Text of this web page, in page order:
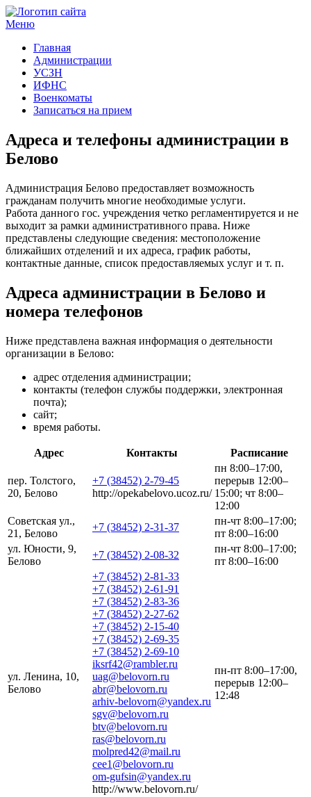
Меню
Главная
Администрации
УСЗН
ИФНС
Военкоматы
Записаться на прием
Адреса и телефоны администрации в
Белово
Администрация Белово предоставляет возможность
гражданам получить многие необходимые услуги.
Работа данного гос. учреждения четко регламентируется и не
выходит за рамки административного права. Ниже
представлены следующие сведения: местоположение
ближайших отделений и их адреса, график работы,
контактные данные, список предоставляемых услуг и т. п.
Адреса администрации в Белово и
номера телефонов
Ниже представлена важная информация о деятельности
организации в Белово:
адрес отделения администрации;
контакты (телефон службы поддержки, электронная
почта);
сайт;
время работы.
Адрес Контакты Расписание
пер. Толстого,
20, Белово
+7 (38452) 2-79-45
http://opekabelovo.ucoz.ru/
пн 8:00–17:00,
перерыв 12:00–
15:00; чт 8:00–
12:00
Советская ул.,
21, Белово
+7 (38452) 2-31-37
пн-чт 8:00–17:00;
пт 8:00–16:00
ул. Юности, 9,
Белово
+7 (38452) 2-08-32
пн-чт 8:00–17:00;
пт 8:00–16:00
ул. Ленина, 10,
Белово
+7 (38452) 2-81-33
+7 (38452) 2-61-91
+7 (38452) 2-83-36
+7 (38452) 2-27-62
+7 (38452) 2-15-40
+7 (38452) 2-69-35
+7 (38452) 2-69-10
iksrf42@rambler.ru
uag@belovorn.ru
abr@belovorn.ru
arhiv-belovorn@yandex.ru
sgv@belovorn.ru
btv@belovorn.ru
ras@belovorn.ru
molpred42@mail.ru
cee1@belovorn.ru
om-gufsin@yandex.ru
http://www.belovorn.ru/
пн-пт 8:00–17:00,
перерыв 12:00–
12:48